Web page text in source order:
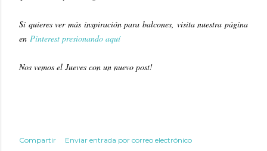
Si quieres ver más inspiración para balcones, visita nuestra página
en Pinterest presionando aquí
Nos vemos el Jueves con un nuevo post!
Compartir
Enviar entrada por correo electrónico